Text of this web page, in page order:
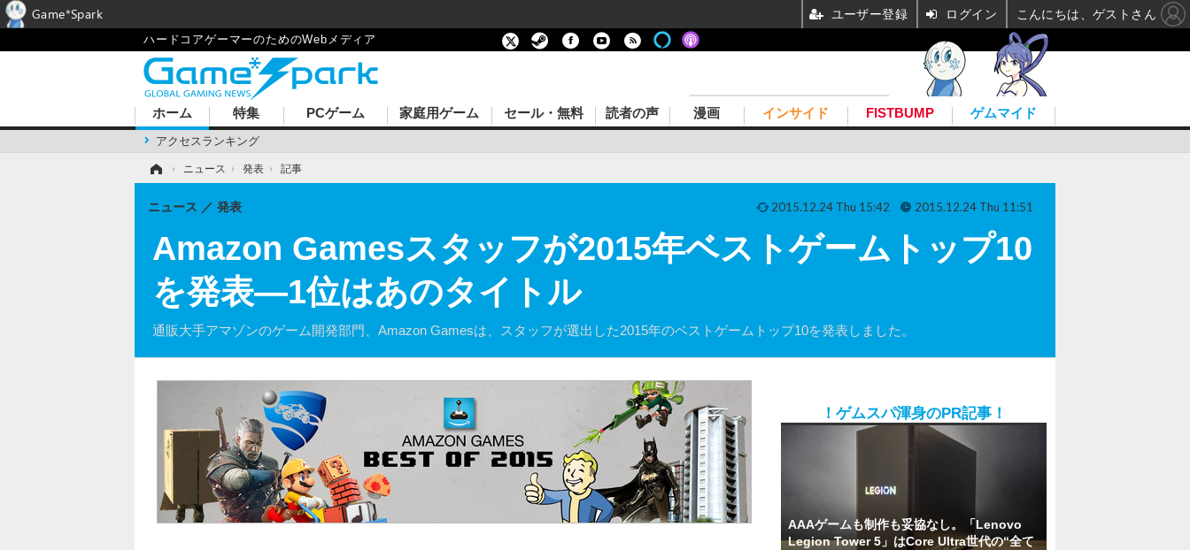
ハードコアゲーマーのためのWebメディア
ホーム
アクセスランキング
特集 PCゲーム 家庭用ゲーム セール・無料 読者の声 漫画 インサイド FISTBUMP ゲムマイド
› ニュース › 発表 › 記事
Amazon Gamesスタッフが2015年ベストゲームトップ10
を発表―1位はあのタイトル
通販大手アマゾンのゲーム開発部門、Amazon Gamesは、スタッフが選出した2015年のベストゲームトップ10を発表しました。
ニュース 発表 2015.12.24 Thu 15:42 2015.12.24 Thu 11:51
！ゲムスパ渾身のPR記事！
AAAゲームも制作も妥協なし。「Lenovo
Legion Tower 5」はCore Ultra世代の“全て
Game*Spark ユーザー登録 ログイン こんにちは、ゲストさん